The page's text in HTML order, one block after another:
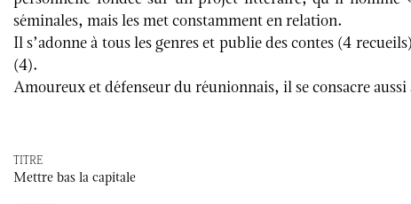
séminales, mais les met constamment en relation.
Il s’adonne à tous les genres et publie des contes (4
(4).
Amoureux et défenseur du réunionnais, il se consacre
TITRE
Mettre bas la capitale